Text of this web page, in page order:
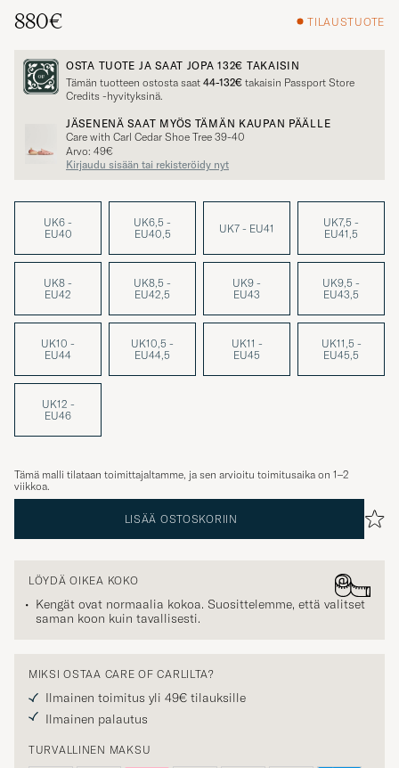
880€
TILAUSTUOTE
OSTA TUOTE JA SAAT JOPA132€ TAKAISIN
Tämän tuotteen ostosta saat 44-132€ takaisin Passport Store
Credits -hyvityksinä.
JÄSENENÄ SAAT MYÖS TÄMÄN KAUPAN PÄÄLLE
Care with Carl Cedar Shoe Tree 39-40
Arvo: 49€
Kirjaudu sisään tai rekisteröidy nyt
UK6 -
EU40
UK6,5 -
EU40,5
UK7 - EU41
UK7,5 -
EU41,5
UK8 -
EU42
UK8,5 -
EU42,5
UK9 -
EU43
UK9,5 -
EU43,5
UK10 -
EU44
UK10,5 -
EU44,5
UK11 -
EU45
UK11,5 -
EU45,5
UK12 -
EU46
Tämä malli tilataan toimittajaltamme, ja sen arvioitu toimitusaika on 1–2
viikkoa.
LISÄÄ OSTOSKORIIN
LÖYDÄ OIKEA KOKO
Kengät ovat normaalia kokoa. Suosittelemme, että valitset
saman koon kuin tavallisesti.
MIKSI OSTAA CARE OF CARLILTA?
Ilmainen toimitus yli 49€ tilauksille
Ilmainen palautus
TURVALLINEN MAKSU